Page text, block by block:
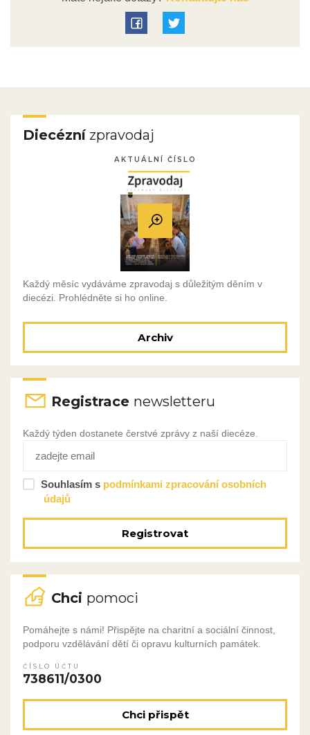
Diecéznízpravodaj
AKTUÁLNÍ ČÍSLO
Každý měsíc vydáváme zpravodaj s důležitým děním v
diecézi. Prohlédněte si ho online.
Archiv
Registrace newsletteru
Každý týden dostanete čerstvé zprávy z naší diecéze.
Souhlasím s podmínkami zpracování osobních
údajů
Registrovat
Chci pomoci
Pomáhejte s námi! Přispějte na charitní a sociální činnost,
podporu vzdělávání dětí či opravu kulturních památek.
ČÍSLO ÚČTU
738611/0300
Chci přispět